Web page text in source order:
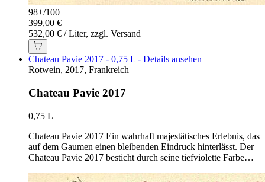
98+/100
399,00 €
532,00 € / Liter, zzgl. Versand
Chateau Pavie 2017 - 0,75 L - Details ansehen
Rotwein, 2017, Frankreich
Chateau Pavie 2017
0,75 L
Chateau Pavie 2017 Ein wahrhaft majestätisches Erlebnis, das
auf dem Gaumen einen bleibenden Eindruck hinterlässt. Der
Chateau Pavie 2017 besticht durch seine tiefviolette Farbe…